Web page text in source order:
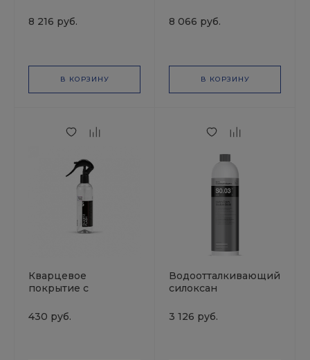
окрашенных
колесных дисков
8 216 руб.
В КОРЗИНУ
блеска (10л)
8 066 руб.
В КОРЗИНУ
Кварцевое
покрытие с
эффектом и блеском
0,25л SMART
430 руб.
Водоотталкивающий
силоксан
премиум-класса (1 л.)
Hydro Foam Sealant
3 126 руб.